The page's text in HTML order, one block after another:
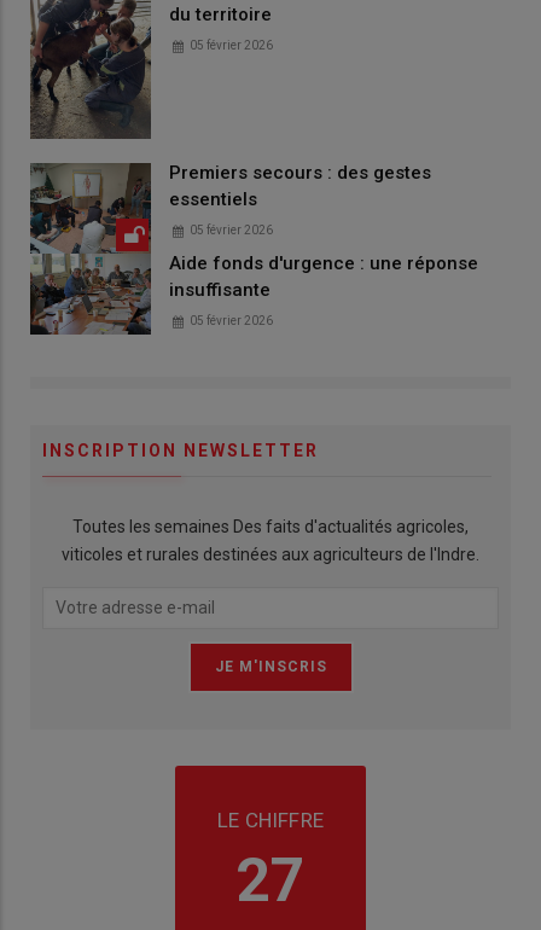
du territoire
05 février 2026
Premiers secours : des gestes
essentiels
05 février 2026
Aide fonds d'urgence : une réponse
insuffisante
05 février 2026
INSCRIPTION NEWSLETTER
Toutes les semaines Des faits d'actualités agricoles,
viticoles et rurales destinées aux agriculteurs de l'Indre.
LE CHIFFRE
27